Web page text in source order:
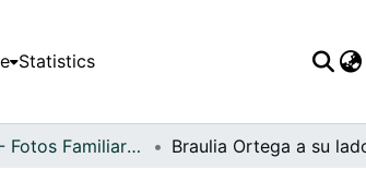
Statistics
APFFVC - Fotos Familiares - Patrimonial